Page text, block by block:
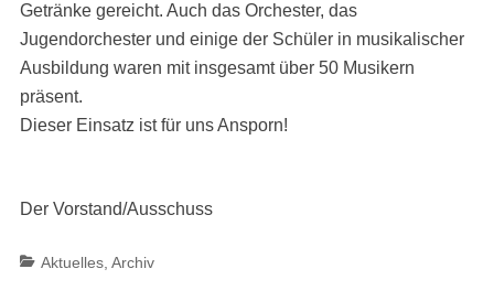
Getränke gereicht. Auch das Orchester, das
Jugendorchester und einige der Schüler in musikalischer
Ausbildung waren mit insgesamt über 50 Musikern
präsent.
Dieser Einsatz ist für uns Ansporn!
Der Vorstand/Ausschuss
Categories
Aktuelles, Archiv